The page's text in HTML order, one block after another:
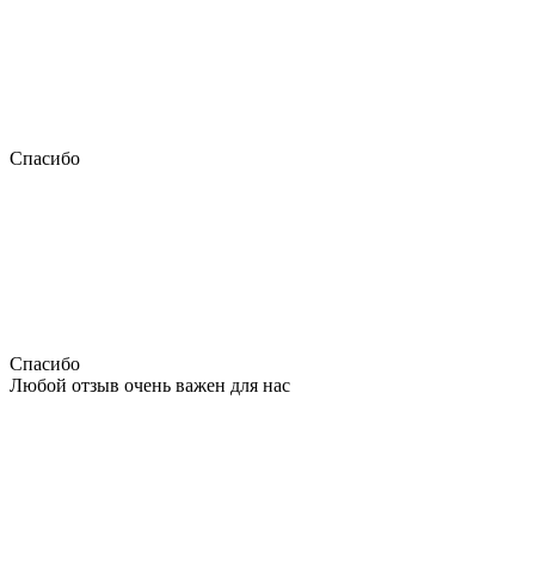
Спасибо
Спасибо
Любой отзыв очень важен для нас